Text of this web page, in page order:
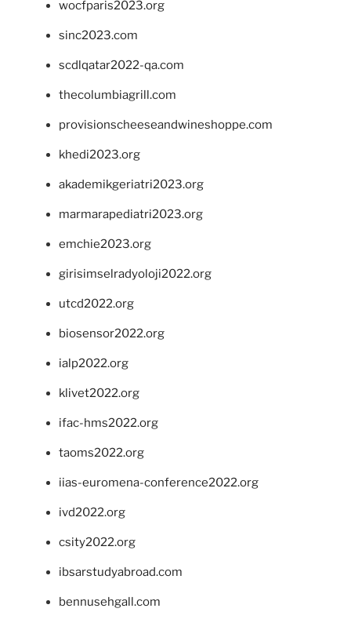
wocfparis2023.org
sinc2023.com
scdlqatar2022-qa.com
thecolumbiagrill.com
provisionscheeseandwineshoppe.com
khedi2023.org
akademikgeriatri2023.org
marmarapediatri2023.org
emchie2023.org
girisimselradyoloji2022.org
utcd2022.org
biosensor2022.org
ialp2022.org
klivet2022.org
ifac-hms2022.org
taoms2022.org
iias-euromena-conference2022.org
ivd2022.org
csity2022.org
ibsarstudyabroad.com
bennusehgall.com